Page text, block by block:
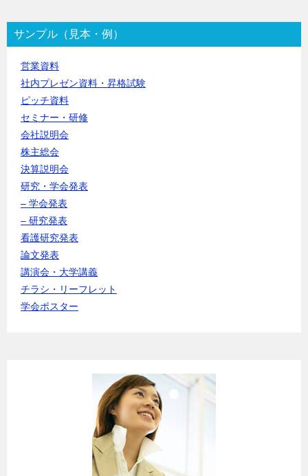
ゲ
ー
シ
サンプル（見本・例）
営業資料
社内プレゼン資料・昇格試験
ピッチ資料
セミナー・研修
会社説明会
株主総会
決算説明会
研究・学会発表
– 学会発表
– 研究発表
看護研究発表
論文発表
講演会・大学講義
チラシ・リーフレット
学会ポスター